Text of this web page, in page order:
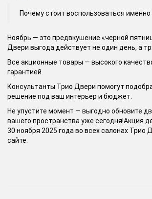
Почему стоит воспользоваться именно
Ноябрь — это предвкушение «черной
Двери выгода действует не один день, а
Все акционные товары — высокого
гарантией.
Консультанты Трио Двери помогут
решение под ваш интерьер и бюджет.
Не упустите момент — выгодно обновите
вашего пространства уже сегодня!Акция
30 ноября 2025 года во всех салонах Трио
сайте.